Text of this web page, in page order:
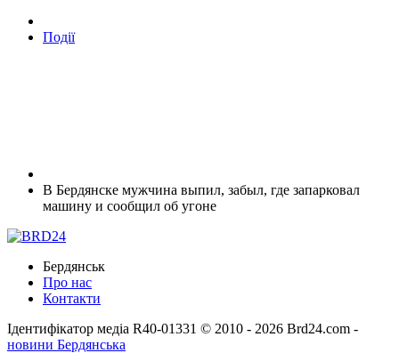
Події
В Бердянске мужчина выпил, забыл, где запарковал
машину и сообщил об угоне
Бердянськ
Про нас
Контакти
Ідентифікатор медіа R40-01331 © 2010 - 2026 Brd24.com -
новини Бердянська